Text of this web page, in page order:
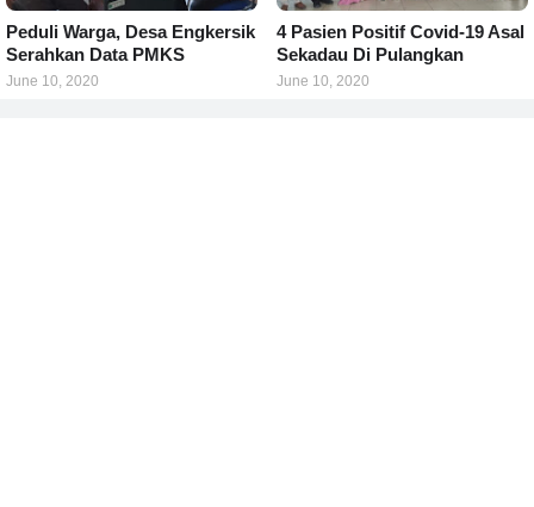
Peduli Warga, Desa Engkersik
Serahkan Data PMKS
June 10, 2020
4 Pasien Positif Covid-19 Asal
Sekadau Di Pulangkan
June 10, 2020